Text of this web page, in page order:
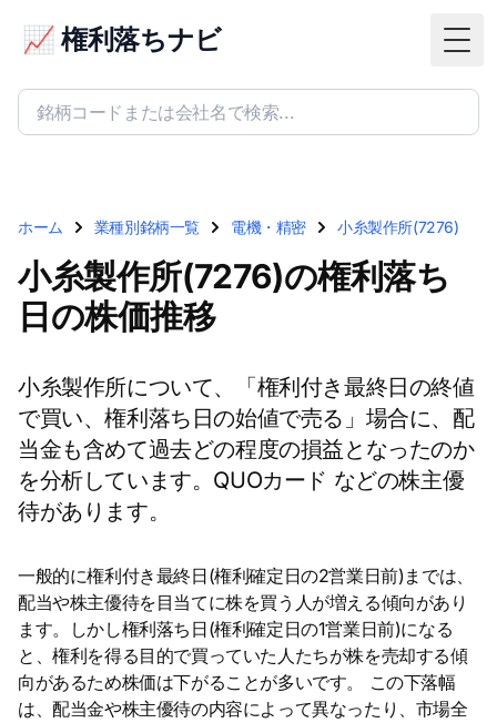
📈 権利落ちナビ
ホーム 業種別銘柄一覧 電機・精密 小糸製作所(7276)
小糸製作所(7276)の権利落ち
日の株価推移
小糸製作所について、「権利付き最終日の終値
で買い、権利落ち日の始値で売る」場合に、配
当金も含めて過去どの程度の損益となったのか
を分析しています。QUOカード などの株主優
待があります。
一般的に権利付き最終日(権利確定日の2営業日前)までは、
配当や株主優待を目当てに株を買う人が増える傾向があり
ます。しかし権利落ち日(権利確定日の1営業日前)になる
と、権利を得る目的で買っていた人たちが株を売却する傾
向があるため株価は下がることが多いです。 この下落幅
は、配当金や株主優待の内容によって異なったり、市場全